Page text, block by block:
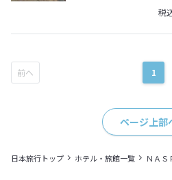
税
1
ページ上部
日本旅行トップ ホテル・旅館一覧 ＮＡＳ